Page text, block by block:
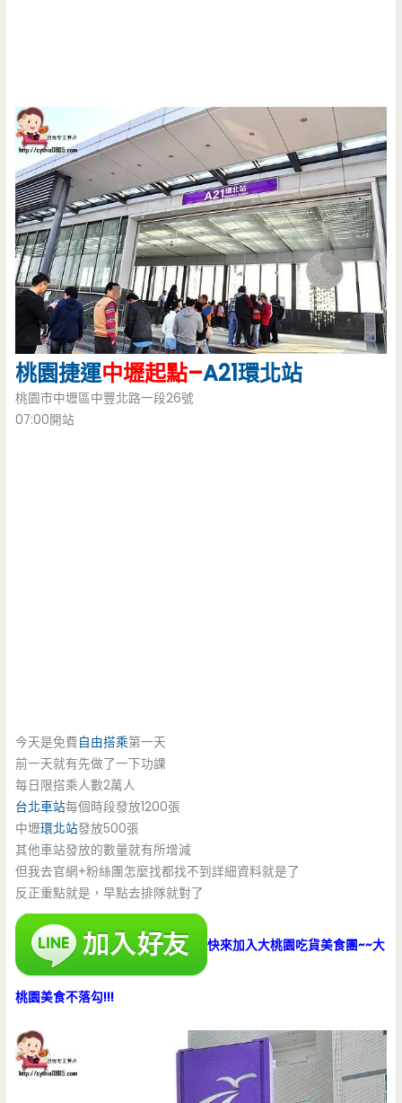
桃園捷運中壢起點–A21環北站
桃園市中壢區中豐北路一段26號
07:00開站
今天是免費自由搭乘第一天
前一天就有先做了一下功課
每日限搭乘人數2萬人
台北車站每個時段發放1200張
中壢環北站發放500張
其他車站發放的數量就有所增減
但我去官網+粉絲團怎麼找都找不到詳細資料就是了
反正重點就是，早點去排隊就對了
快來加入大桃園吃貨美食團~~大
桃園美食不落勾!!!